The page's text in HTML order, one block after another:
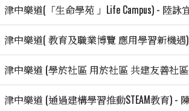
津中樂道(「生命學苑 」Life Campus) - 陸詠
津中樂道( 教育及職業博覽 應用學習新機遇
津中樂道 (學於社區 用於社區 共建友善社
津中樂道 (通過建構學習推動STEAM教育) -